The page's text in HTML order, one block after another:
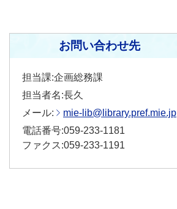
お問い合わせ先
担当課:企画総務課
担当者名:長久
メール:
mie-lib@library.pref.mie.jp
電話番号:059-233-1181
ファクス:059-233-1191